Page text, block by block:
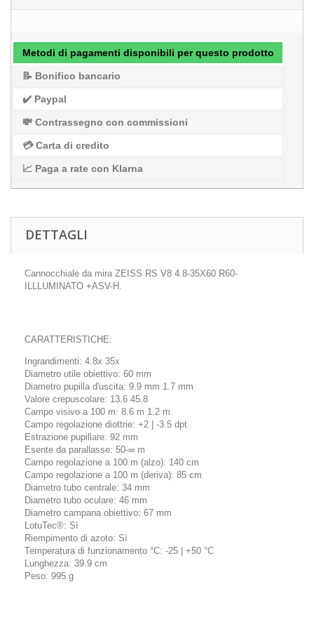
Metodi di pagamenti disponibili per questo prodotto
📝 Bonifico bancario
✔️ Paypal
💸 Contrassegno con commissioni
💳 Carta di credito
📈 Paga a rate con Klarna
DETTAGLI
Cannocchiale da mira ZEISS RS V8 4.8-35X60 R60-
ILLLUMINATO +ASV-H.
CARATTERISTICHE:
Ingrandimenti: 4.8x 35x
Diametro utile obiettivo: 60 mm
Diametro pupilla d'uscita: 9.9 mm 1.7 mm
Valore crepuscolare: 13.6 45.8
Campo visivo a 100 m: 8.6 m 1.2 m
Campo regolazione diottrie: +2 | -3.5 dpt
Estrazione pupillare: 92 mm
Esente da parallasse: 50-∞ m
Campo regolazione a 100 m (alzo): 140 cm
Campo regolazione a 100 m (deriva): 85 cm
Diametro tubo centrale: 34 mm
Diametro tubo oculare: 46 mm
Diametro campana obiettivo: 67 mm
LotuTec®: Sì
Riempimento di azoto: Sì
Temperatura di funzionamento °C: -25 | +50 °C
Lunghezza: 39.9 cm
Peso: 995 g